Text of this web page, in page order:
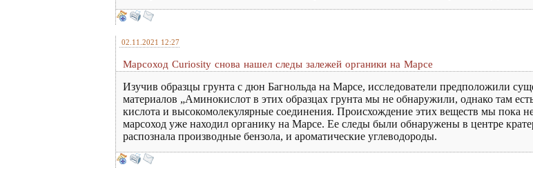
02.11.2021 12:27
Марсоход Curiosity снова нашел следы залежей органики на Марсе
Изучив образцы грунта с дюн Багнольда на Марсе, исследователи предположили
материалов „Аминокислот в этих образцах грунта мы не обнаружили, однако там
кислота и высокомолекулярные соединения. Происхождение этих веществ мы пока
марсоход уже находил органику на Марсе. Ее следы были обнаружены в центре
распознала производные бензола, и ароматические углеводороды.